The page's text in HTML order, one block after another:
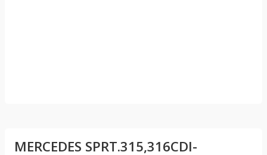
MERCEDES SPRT.315,316CDI-